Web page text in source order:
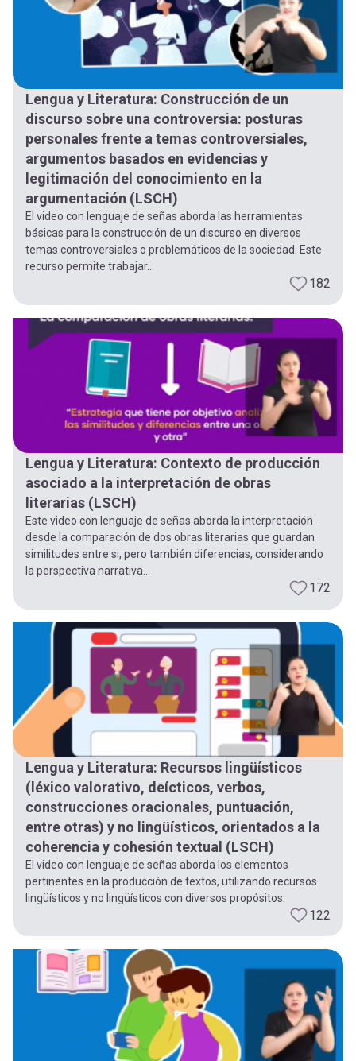
Lengua y Literatura: Construcción de un
discurso sobre una controversia: posturas
personales frente a temas controversiales,
argumentos basados en evidencias y
legitimación del conocimiento en la
argumentación (LSCH)
El video con lenguaje de señas aborda las herramientas
básicas para la construcción de un discurso en diversos
temas controversiales o problemáticos de la sociedad. Este
recurso permite trabajar...
182
Lengua y Literatura: Contexto de producción
asociado a la interpretación de obras
literarias (LSCH)
Este video con lenguaje de señas aborda la interpretación
desde la comparación de dos obras literarias que guardan
similitudes entre si, pero también diferencias, considerando
la perspectiva narrativa...
172
Lengua y Literatura: Recursos lingüísticos
(léxico valorativo, deícticos, verbos,
construcciones oracionales, puntuación,
entre otras) y no lingüísticos, orientados a la
coherencia y cohesión textual (LSCH)
El video con lenguaje de señas aborda los elementos
pertinentes en la producción de textos, utilizando recursos
lingüísticos y no lingüísticos con diversos propósitos.
122